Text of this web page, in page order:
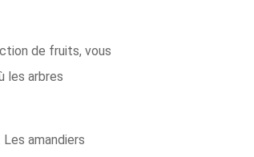
de fruits, vous
les arbres
amandiers